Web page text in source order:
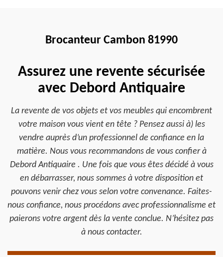
Brocanteur Cambon 81990
Assurez une revente sécurisée
avec Debord Antiquaire
La revente de vos objets et vos meubles qui encombrent
votre maison vous vient en tête ? Pensez aussi à) les
vendre auprès d’un professionnel de confiance en la
matière. Nous vous recommandons de vous confier à
Debord Antiquaire . Une fois que vous êtes décidé à vous
en débarrasser, nous sommes à votre disposition et
pouvons venir chez vous selon votre convenance. Faites-
nous confiance, nous procédons avec professionnalisme et
paierons votre argent dès la vente conclue. N’hésitez pas
à nous contacter.